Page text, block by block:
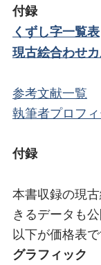
付録
くずし字一覧表
現古絵合わせ
参考文献一覧
執筆者プロフ
付録
本書収録の現
きるデータも
以下が価格表で
グラフィック